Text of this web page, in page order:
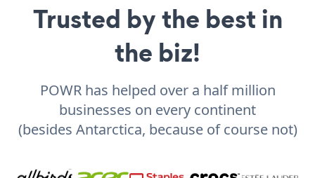
Trusted by the best in
the biz!
POWR has helped over a half million
businesses on every continent
(besides Antarctica, because of course not)